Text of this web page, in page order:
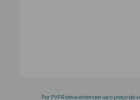
Por PVPR deve entender-se o preço